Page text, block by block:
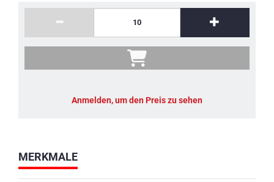
MERKMALE
Anmelden, um den Preis zu sehen